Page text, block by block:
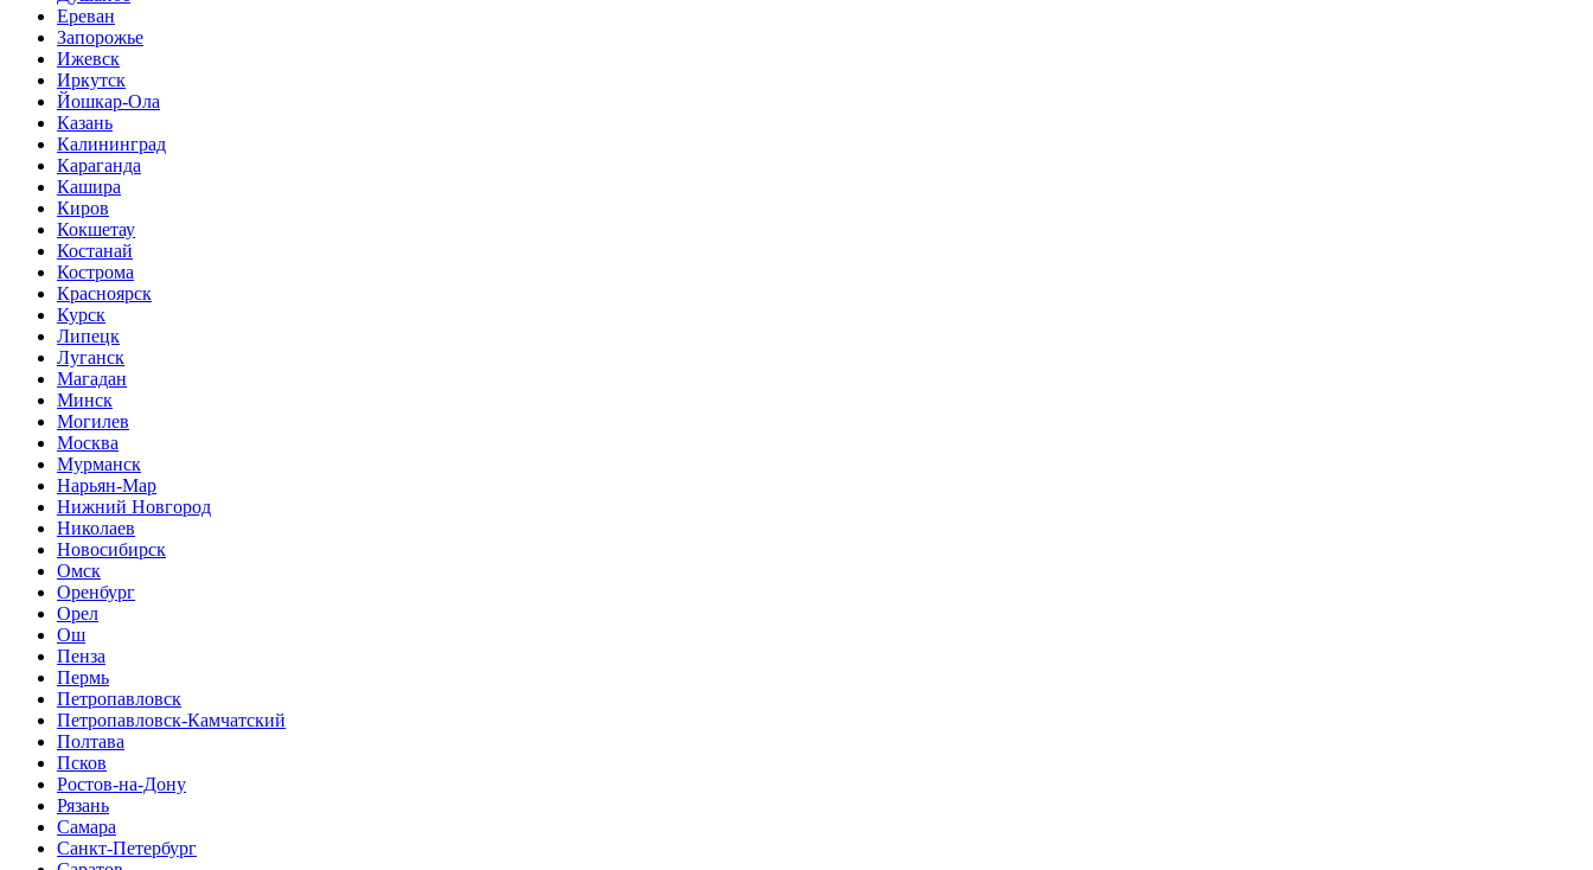
Ереван
Запорожье
Ижевск
Иркутск
Йошкар-Ола
Казань
Калининград
Караганда
Кашира
Киров
Кокшетау
Костанай
Кострома
Красноярск
Курск
Липецк
Луганск
Магадан
Минск
Могилев
Москва
Мурманск
Нарьян-Мар
Нижний Новгород
Николаев
Новосибирск
Омск
Оренбург
Орел
Ош
Пенза
Пермь
Петропавловск
Петропавловск-Камчатский
Полтава
Псков
Ростов-на-Дону
Рязань
Самара
Санкт-Петербург